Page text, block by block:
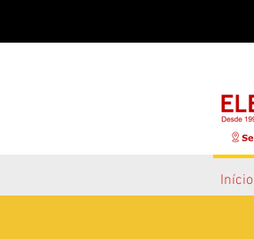
Início